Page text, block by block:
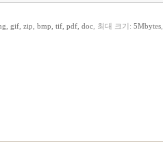
gif, zip, bmp, tif, pdf, doc , 최대 크기: 5Mbytes